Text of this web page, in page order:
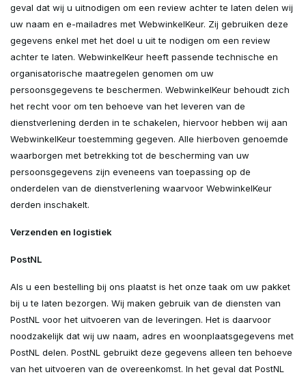
geval dat wij u uitnodigen om een review achter te laten delen wij
uw naam en e-mailadres met WebwinkelKeur. Zij gebruiken deze
gegevens enkel met het doel u uit te nodigen om een review
achter te laten. WebwinkelKeur heeft passende technische en
organisatorische maatregelen genomen om uw
persoonsgegevens te beschermen. WebwinkelKeur behoudt zich
het recht voor om ten behoeve van het leveren van de
dienstverlening derden in te schakelen, hiervoor hebben wij aan
WebwinkelKeur toestemming gegeven. Alle hierboven genoemde
waarborgen met betrekking tot de bescherming van uw
persoonsgegevens zijn eveneens van toepassing op de
onderdelen van de dienstverlening waarvoor WebwinkelKeur
derden inschakelt.
Verzenden en logistiek
PostNL
Als u een bestelling bij ons plaatst is het onze taak om uw pakket
bij u te laten bezorgen. Wij maken gebruik van de diensten van
PostNL voor het uitvoeren van de leveringen. Het is daarvoor
noodzakelijk dat wij uw naam, adres en woonplaatsgegevens met
PostNL delen. PostNL gebruikt deze gegevens alleen ten behoeve
van het uitvoeren van de overeenkomst. In het geval dat PostNL